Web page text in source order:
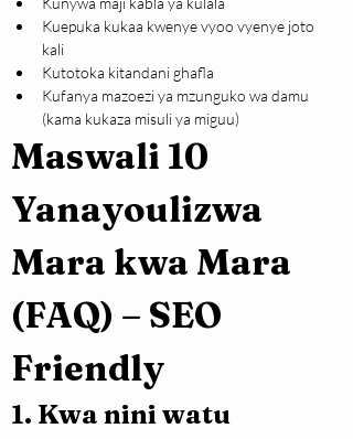
Kuepuka kukaa kwenye vyoo vyenye joto
kali
Kutotoka kitandani ghafla
Kufanya mazoezi ya mzunguko wa damu
(kama kukaza misuli ya miguu)
Maswali 10
Yanayoulizwa
Mara kwa Mara
(FAQ) – SEO
Friendly
1. Kwa nini watu